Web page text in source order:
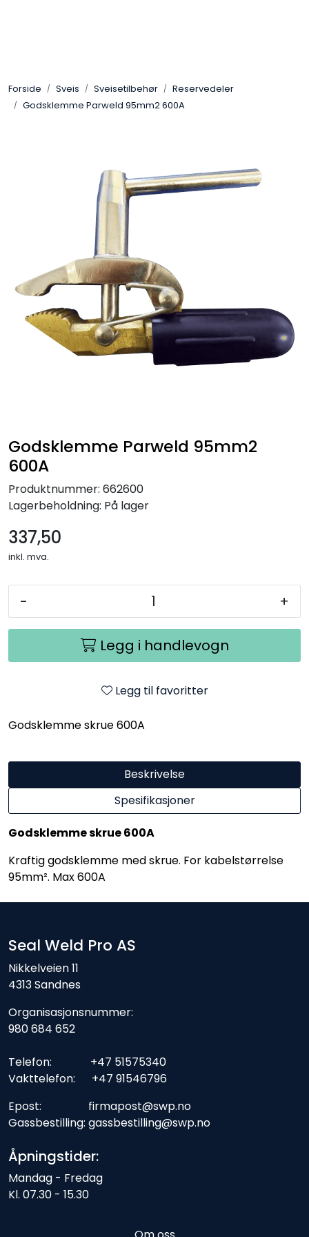
Forside Sveis Sveisetilbehør
Reservedeler
Godsklemme Parweld 95mm2 600A
Godsklemme Parweld 95mm2
600A
Produktnummer: 662600
Lagerbeholdning: På lager
337,50
inkl. mva.
- +
Legg i handlevogn
Legg til favoritter
Godsklemme skrue 600A
Beskrivelse
Spesifikasjoner
Godsklemme skrue 600A
Kraftig godsklemme med skrue. For kabelstørrelse
95mm². Max 600A
Seal Weld Pro AS
Nikkelveien 11
4313 Sandnes
Organisasjonsnummer:
980 684 652
Telefon: +47 51575340
Vakttelefon: +47 91546796
Epost: firmapost@swp.no
Gassbestilling: gassbestilling@swp.no
Åpningstider:
Mandag - Fredag
Kl. 07.30 - 15.30
Pakning
Industriprodukter